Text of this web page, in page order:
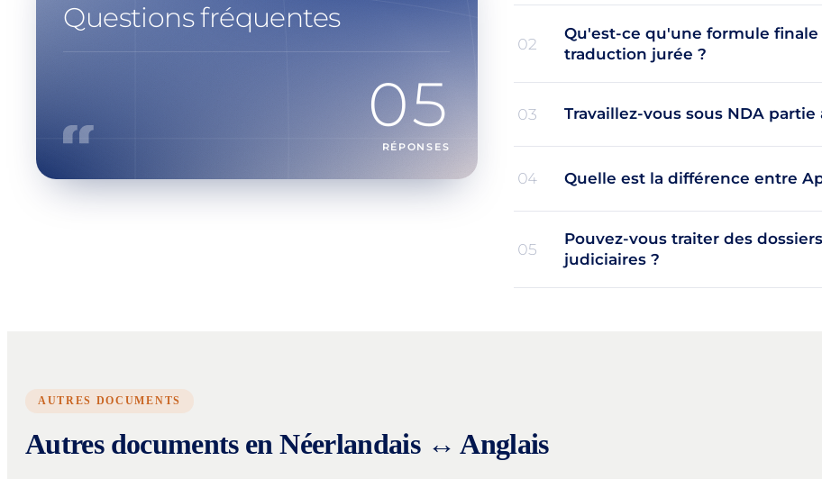
Questions fréquentes
05
RÉPONSES
02
Qu'est-ce qu'une formule
traduction jurée ?
03 Travaillez-vous sous NDA partie
04 Quelle est la différence entre
05
Pouvez-vous traiter des
judiciaires ?
AUTRES DOCUMENTS
Autres documents en Néerlandais ↔ Anglais